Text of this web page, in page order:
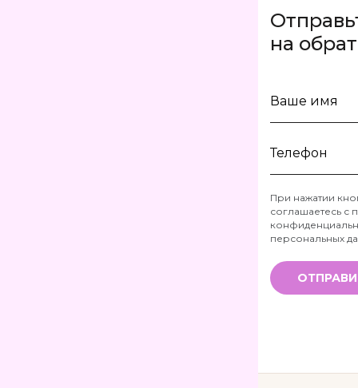
на
Ваше
Телефон
*
При нажатии
соглашаетесь с
персональных